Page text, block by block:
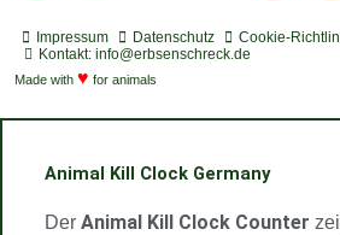
t
i
f
c
a
s
t
a
g
a
t
u
t
Impressum Datenschutz
Cookie-
Kontakt: info@erbsenschreck.de
Made with ♥ for animals
Animal Kill Clock Germany
Der Animal Kill Clock Counter